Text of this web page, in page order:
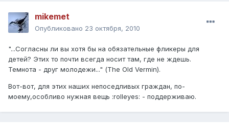
mikemet
Опубликовано 23 октября, 2010
"...Согласны ли вы хотя бы на обязательные фликеры для
детей? Этих то почти всегда носит там, где не ждешь.
Темнота - друг молодежи..." (The Old Vermin).
Вот-вот, для этих наших непоседливых граждан, по-
моему,особливо нужная вещь :rolleyes: - поддерживаю.